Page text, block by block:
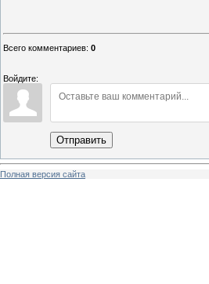
Всего комментариев: 0
Войдите:
Отправить
Полная версия сайта